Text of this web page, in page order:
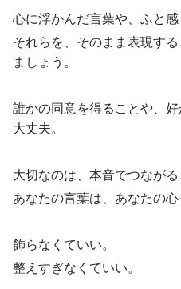
心に浮かんだ言葉や、ふと感
それらを、そのまま表現す
ましょう。
誰かの同意を得ることや、
大丈夫。
大切なのは、本音でつながる
あなたの言葉は、あなたの心
飾らなくていい。
整えすぎなくていい。